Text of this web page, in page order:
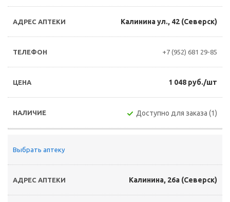
Калинина ул., 42 (Северск)
+7 (952) 681 29-85
1 048 руб./шт
Доступно для заказа (1)
Выбрать аптеку
Калинина, 26а (Северск)